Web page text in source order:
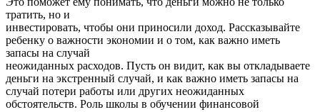
тратить, но и
инвестировать, чтобы они приносили доход. Рассказывайте
ребенку о важности экономии и о том, как важно иметь
запасы на случай
неожиданных расходов. Пусть он видит, как вы откладываете
деньги на экстренный случай, и как важно иметь запасы на
случай потери работы или других неожиданных
обстоятельств. Роль школы в обучении финансовой